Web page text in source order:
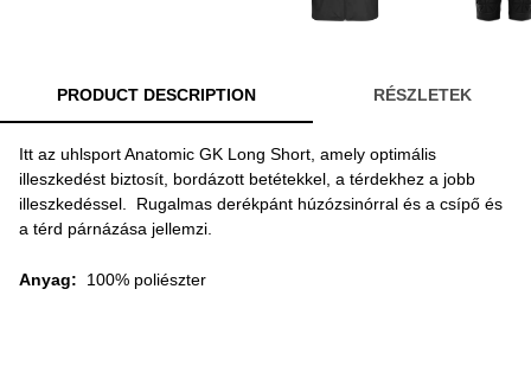
PRODUCT DESCRIPTION RÉSZLETEK
Itt az uhlsport Anatomic GK Long Short, amely optimális
illeszkedést biztosít, bordázott betétekkel, a térdekhez a jobb
illeszkedéssel. Rugalmas derékpánt húzózsinórral és a csípő és
a térd párnázása jellemzi.
Anyag: 100% poliészter